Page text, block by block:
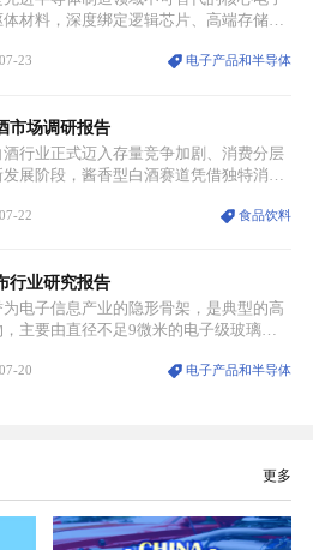
材料，深度绑定逻辑芯片、高端存储芯
）、原子层沉积（ALD）工艺专用前驱体
。
23 电子产品和半导体
市场调研报告
酒行业正式迈入存量竞争加剧、消费分层
展阶段，酱香型白酒赛道凭借独特消费
凭借独一无二的核心产区壁垒、刚性产
22 食品饮料
行业研究报告
电子信息产业的隐形骨架，是典型的高
主要由直径不足9微米的电子级玻璃纤
中不可或缺的核心基材。电子布具备高
20 电子产品和半导体
更多